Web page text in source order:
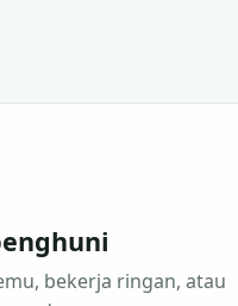
bekerja ringan, atau